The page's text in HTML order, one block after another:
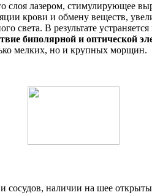
лазером, стимулирующее
крови и обмену веществ,
В результате
биполярной и оптической
мелких, но и крупных морщин.
наличии на шее